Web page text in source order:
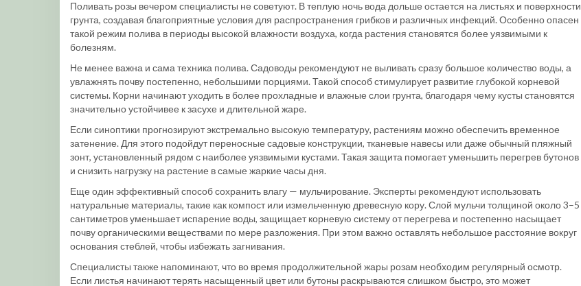
Поливать розы вечером специалисты не советуют. В теплую ночь вода дольше остается на листьях и поверхности
грунта, создавая благоприятные условия для распространения грибков и различных инфекций. Особенно опасен
такой режим полива в периоды высокой влажности воздуха, когда растения становятся более уязвимыми к
болезням.
Не менее важна и сама техника полива. Садоводы рекомендуют не выливать сразу большое количество воды, а
увлажнять почву постепенно, небольшими порциями. Такой способ стимулирует развитие глубокой корневой
системы. Корни начинают уходить в более прохладные и влажные слои грунта, благодаря чему кусты становятся
значительно устойчивее к засухе и длительной жаре.
Если синоптики прогнозируют экстремально высокую температуру, растениям можно обеспечить временное
затенение. Для этого подойдут переносные садовые конструкции, тканевые навесы или даже обычный пляжный
зонт, установленный рядом с наиболее уязвимыми кустами. Такая защита помогает уменьшить перегрев бутонов
и снизить нагрузку на растение в самые жаркие часы дня.
Еще один эффективный способ сохранить влагу — мульчирование. Эксперты рекомендуют использовать
натуральные материалы, такие как компост или измельченную древесную кору. Слой мульчи толщиной около 3–5
сантиметров уменьшает испарение воды, защищает корневую систему от перегрева и постепенно насыщает
почву органическими веществами по мере разложения. При этом важно оставлять небольшое расстояние вокруг
основания стеблей, чтобы избежать загнивания.
Специалисты также напоминают, что во время продолжительной жары розам необходим регулярный осмотр.
Если листья начинают терять насыщенный цвет или бутоны раскрываются слишком быстро, это может